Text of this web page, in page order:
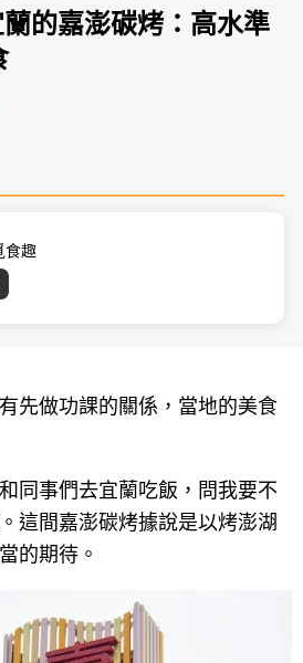
的嘉澎碳烤：高水準
食趣
先做功課的關係，當地的美食
同事們去宜蘭吃飯，問我要不
這間嘉澎碳烤據說是以烤澎湖
的期待。